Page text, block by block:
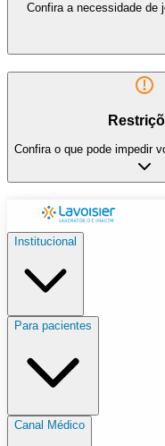
Confira a necessidade de
Confira o que pode impedir
Institucional
Para pacientes
Canal Médico